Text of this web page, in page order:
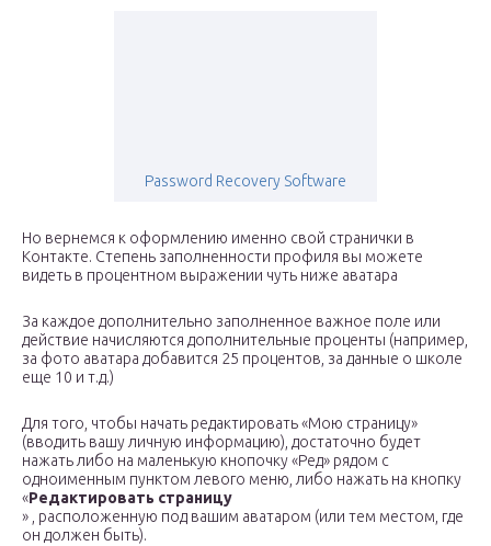
Password Recovery Software
Но вернемся к оформлению именно свой странички в
Контакте. Степень заполненности профиля вы можете
видеть в процентном выражении чуть ниже аватара
За каждое дополнительно заполненное важное поле или
действие начисляются дополнительные проценты (например,
за фото аватара добавится 25 процентов, за данные о школе
еще 10 и т.д.)
Для того, чтобы начать редактировать «Мою страницу»
(вводить вашу личную информацию), достаточно будет
нажать либо на маленькую кнопочку «Ред» рядом с
одноименным пунктом левого меню, либо нажать на кнопку
«Редактировать страницу
» , расположенную под вашим аватаром (или тем местом, где
он должен быть).